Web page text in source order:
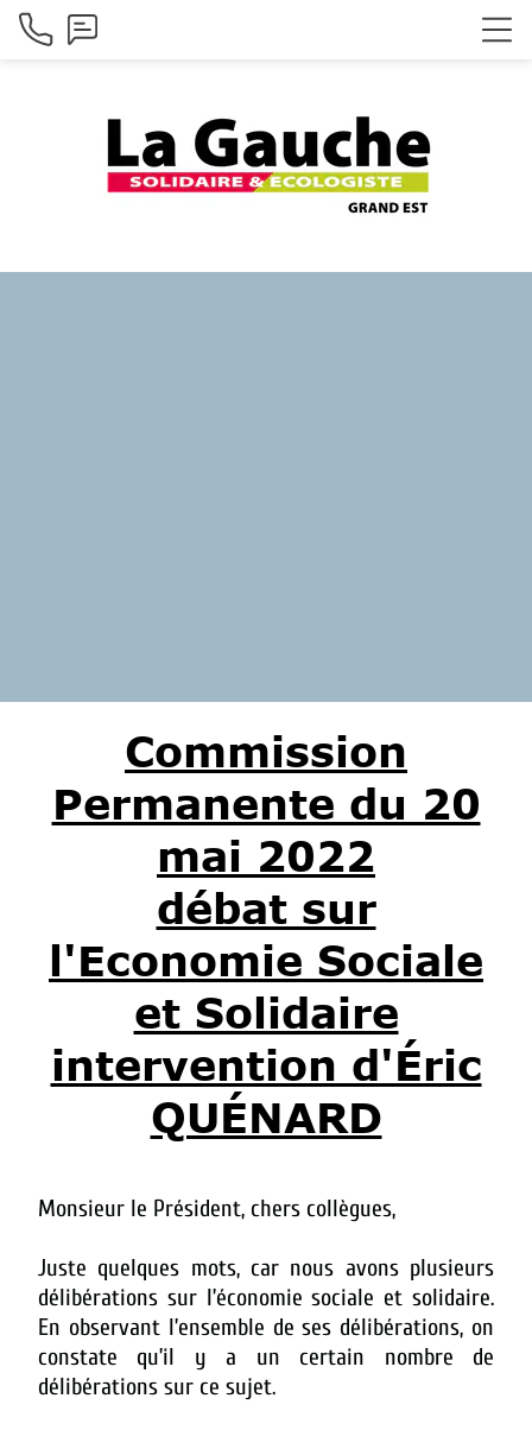
Commission
Permanente du 20
mai 2022
débat sur
l'Economie Sociale
et Solidaire
intervention d'Éric
QUÉNARD
Monsieur le Président, chers collègues,
Juste quelques mots, car nous avons plusieurs
délibérations sur l’économie sociale et solidaire.
En observant l’ensemble de ses délibérations, on
constate qu’il y a un certain nombre de
délibérations sur ce sujet.